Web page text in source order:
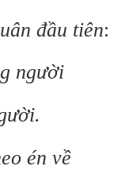
đầu tiên:
người
én về